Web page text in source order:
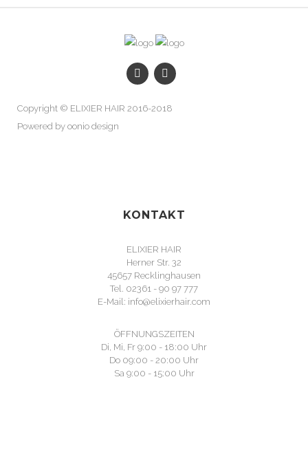
Copyright © ELIXIER HAIR 2016-2018
Powered by oonio design
KONTAKT
ELIXIER HAIR
Herner Str. 32
45657 Recklinghausen
Tel. 02361 - 90 97 777
E-Mail: info@elixierhair.com
ÖFFNUNGSZEITEN
Di, Mi, Fr 9:00 - 18:00 Uhr
Do 09:00 - 20:00 Uhr
Sa 9:00 - 15:00 Uhr